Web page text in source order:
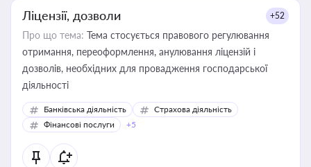
Ліцензії, дозволи +52
Про що тема: Тема стосується правового регулювання
отримання, переоформлення, анулювання ліцензій і
дозволів, необхідних для провадження господарської
діяльності
Банківська діяльність
Страхова діяльність
Фінансові послуги
+5